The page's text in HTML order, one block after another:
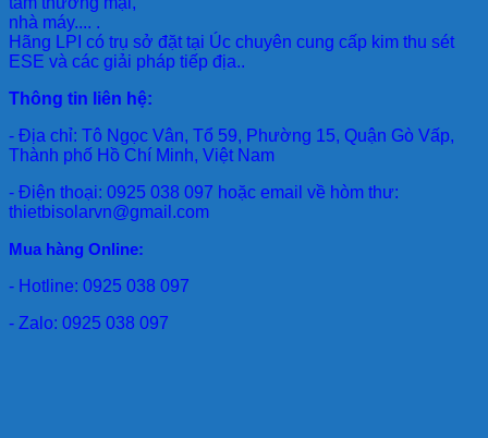
nhà máy.... .
Hãng LPI có trụ sở đặt tại Úc chuyên cung cấp kim thu sét
ESE và các giải pháp tiếp địa..
Thông tin liên hệ:
- Địa chỉ: Tô Ngọc Vân, Tổ 59, Phường 15, Quận Gò Vấp,
Thành phố Hồ Chí Minh, Việt Nam
- Điện thoại: 0925 038 097 hoặc email về hòm thư:
thietbisolarvn@gmail.com
Mua hàng Online:
- Hotline: 0925 038 097
- Zalo: 0925 038 097